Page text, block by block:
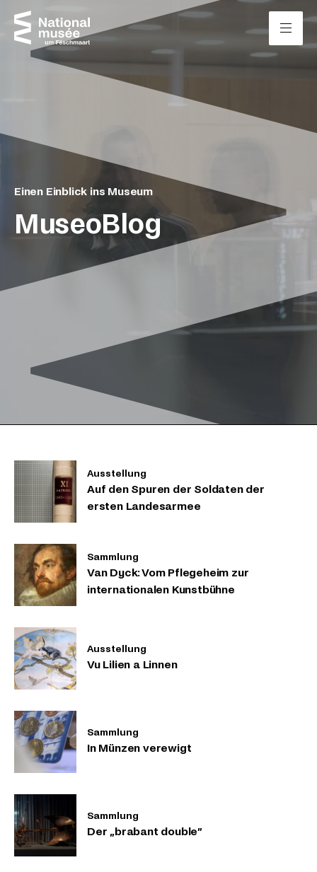
Zum Inhalt springen
MuseoBlog
Einen Einblick ins Museum
Auf den Spuren der Soldaten der
ersten Landesarmee
Ausstellung
Van Dyck: Vom Pflegeheim zur
internationalen Kunstbühne
Sammlung
Vu Lilien a Linnen
Ausstellung
In Münzen verewigt
Sammlung
Der „brabant double”
Sammlung
Cookie-Einstellungen